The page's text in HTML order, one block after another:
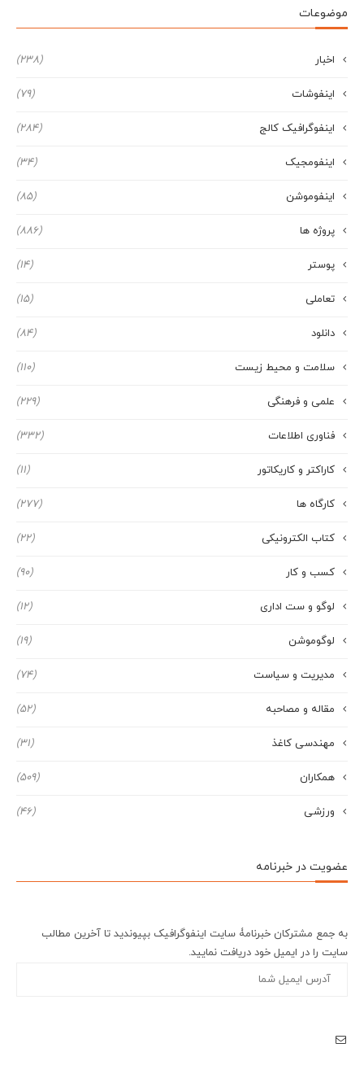
موضوعات
اخبار (238)
اینفوشات (79)
اینفوگرافیک کالج (284)
اینفومجیک (34)
اینفوموشن (85)
پروژه ها (886)
پوستر (14)
تعاملی (15)
دانلود (84)
سلامت و محیط زیست (110)
علمی و فرهنگی (229)
فناوری اطلاعات (332)
کاراکتر و کاریکاتور (11)
کارگاه ها (277)
کتاب الکترونیکی (22)
کسب و کار (90)
لوگو و ست اداری (12)
لوگوموشن (19)
مدیریت و سیاست (74)
مقاله و مصاحبه (52)
مهندسی کاغذ (31)
همکاران (509)
ورزشی (46)
عضویت در خبرنامه
به جمع مشترکان خبرنامۀ سایت اینفوگرافیک بپیوندید تا آخرین مطالب
سایت را در ایمیل خود دریافت نمایید.